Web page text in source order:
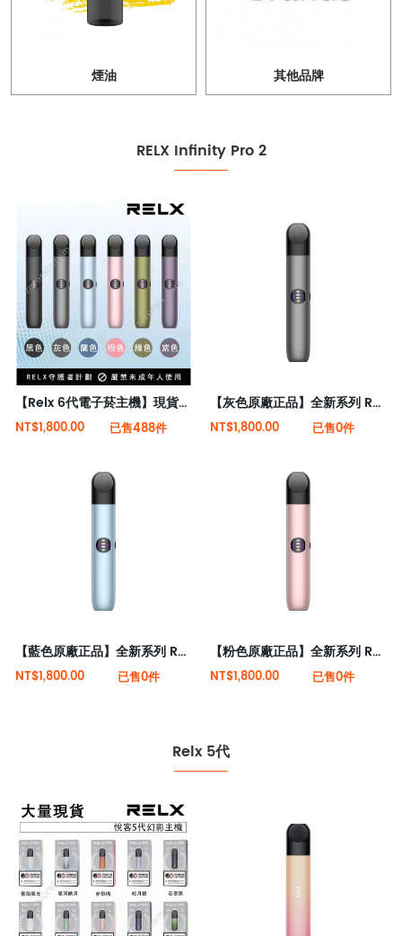
煙油 其他品牌
RELX Infinity Pro 2
【Relx 6代電子菸主機】現貨秒發 全新六代悅刻主機桿(可調大/小煙量) 支持Relx 4/5代煙彈通用
NT$1,800.00 已售488件
【灰色原廠正品】全新系列 Relx 6代電子菸宙斯 悅刻Infinity Pro 2六代煙機(可調大/小煙量) 支持Relx 4/5代煙彈通用 (下訂秒發貨)
NT$1,800.00 已售0件
【藍色原廠正品】全新系列 Relx 6代電子菸宙斯 悅刻Infinity Pro 2六代煙機(可調大/小煙量) 支持Relx 4/5代煙彈通用 (下訂秒發貨)
NT$1,800.00 已售0件
【粉色原廠正品】全新系列 Relx 6代電子菸宙斯 悅刻Infinity Pro 2六代煙機(可調大/小煙量) 支持Relx 4/5代煙彈通用 (下訂秒發貨)
NT$1,800.00 已售0件
Relx 5代